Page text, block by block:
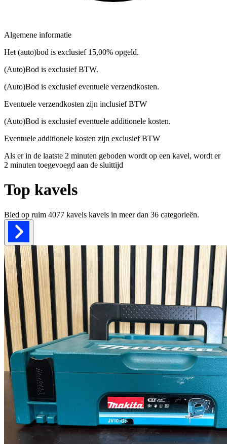
Algemene informatie
Het (auto)bod is exclusief 15,00% opgeld.
(Auto)Bod is exclusief BTW.
(Auto)Bod is exclusief eventuele verzendkosten.
Eventuele verzendkosten zijn inclusief BTW
(Auto)Bod is exclusief eventuele additionele kosten.
Eventuele additionele kosten zijn exclusief BTW
Als er in de laatste 2 minuten geboden wordt op een kavel, wordt er
2 minuten toegevoegd aan de sluittijd
Top kavels
Bied op ruim 4077 kavels kavels in meer dan 36 categorieën.